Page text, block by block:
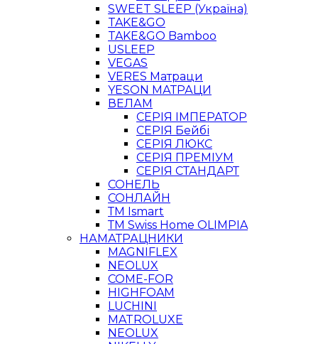
SWEET SLEEP (Україна)
TAKE&GO
TAKE&GO Bamboo
USLEEP
VEGAS
VERES Матраци
YESON МАТРАЦИ
ВЕЛАМ
СЕРІЯ ІМПЕРАТОР
СЕРІЯ Бейбі
СЕРІЯ ЛЮКС
СЕРІЯ ПРЕМІУМ
СЕРІЯ СТАНДАРТ
СОНЕЛЬ
СОНЛАЙН
ТМ Ismart
ТМ Swiss Home OLIMPIA
НАМАТРАЦНИКИ
MAGNIFLEX
NEOLUX
COME-FOR
HIGHFOAM
LUCHINI
MATROLUXE
NEOLUX